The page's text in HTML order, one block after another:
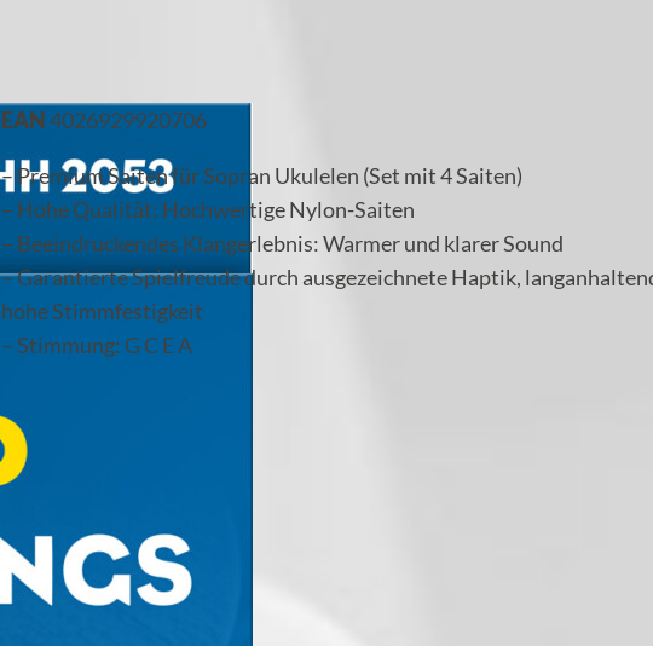
EAN4026929920706
– Premium Saiten für Sopran Ukulelen (Set mit 4 Saiten)
– Hohe Qualität: Hochwertige Nylon-Saiten
– Beeindruckendes Klangerlebnis: Warmer und klarer Sound
– Garantierte Spielfreude durch ausgezeichnete Haptik,
hohe Stimmfestigkeit
– Stimmung: G C E A